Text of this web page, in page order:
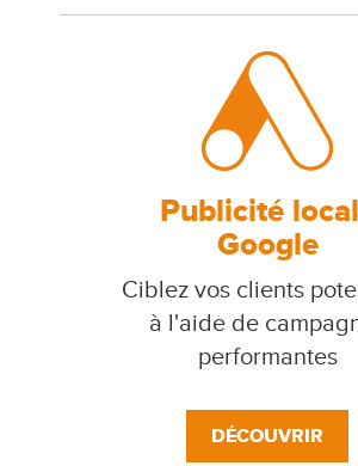
Publicité
Google
Ciblez vos clients
à l'aide de
performantes
DÉCOUVRIR